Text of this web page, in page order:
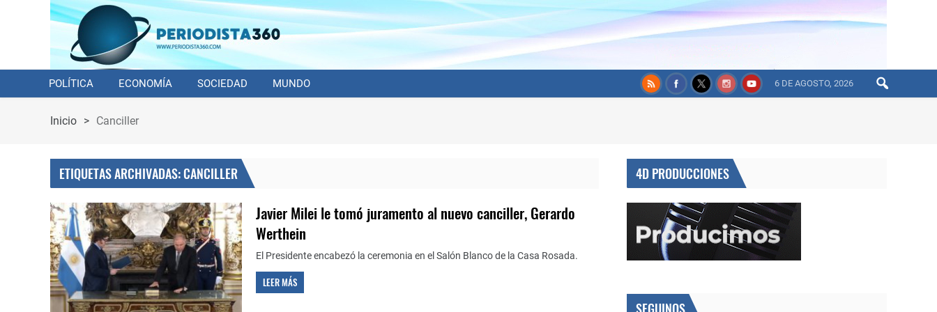
POLÍTICA ECONOMÍA SOCIEDAD MUNDO 6 DE AGOSTO, 2026
Inicio > Canciller
ETIQUETAS ARCHIVADAS: CANCILLER
Javier Milei le tomó juramento al nuevo canciller, Gerardo
Werthein
El Presidente encabezó la ceremonia en el Salón Blanco de la Casa Rosada.
LEER MÁS
4D PRODUCCIONES